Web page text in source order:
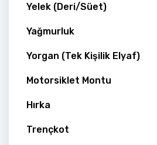
Yelek (Deri/Süet)
Yağmurluk
Yorgan (Tek Kişilik Elyaf)
Motorsiklet Montu
Hırka
Trençkot